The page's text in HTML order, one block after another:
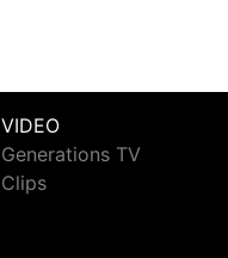
VIDEO
Generations TV
Clips